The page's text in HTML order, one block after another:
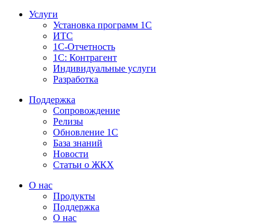
Услуги
Установка программ 1С
ИТС
1С-Отчетность
1С: Контрагент
Индивидуальные услуги
Разработка
Поддержка
Сопровождение
Релизы
Обновление 1С
База знаний
Новости
Статьи о ЖКХ
О нас
Продукты
Поддержка
О нас